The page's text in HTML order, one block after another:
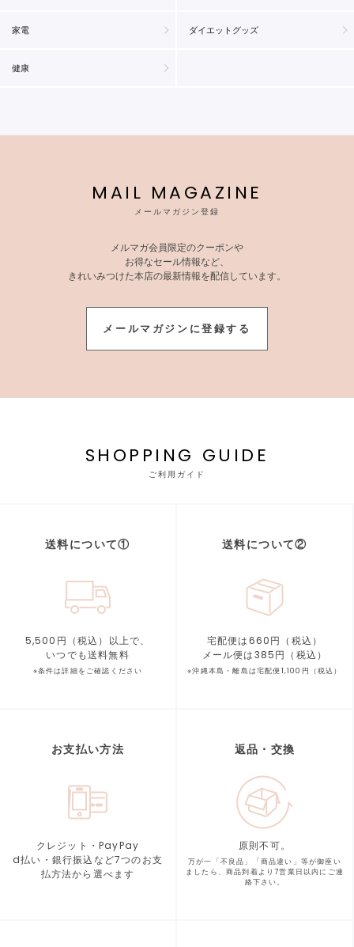
家電 ダイエットグッズ
健康
MAIL MAGAZINE
メールマガジン登録
メルマガ会員限定のクーポンや
お得なセール情報など、
きれいみつけた本店の最新情報を配信しています。
メールマガジンに登録する
SHOPPING GUIDE
ご利用ガイド
送料について①
5,500円（税込）以上で、
いつでも送料無料
※条件は詳細をご確認ください
送料について②
宅配便は660円（税込）
メール便は385円（税込）
※沖縄本島・離島は宅配便1,100円（税込）
お支払い方法
クレジット・PayPay
d払い・銀行振込など7つのお支
払方法から選べます
返品・交換
原則不可。
万が一「不良品」「商品違い」等が御座い
ましたら、商品到着より7営業日以内にご連
絡下さい。